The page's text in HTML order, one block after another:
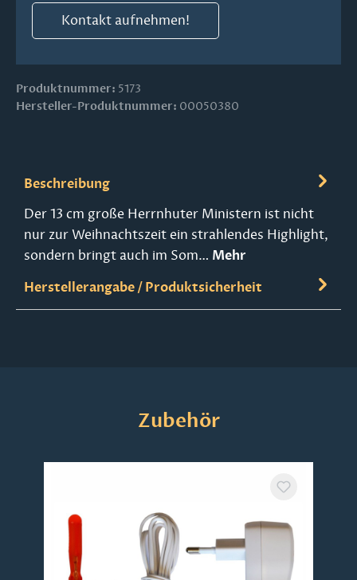
Kontakt aufnehmen!
Produktnummer: 5173
Hersteller-Produktnummer: 00050380
Beschreibung
Der 13 cm große Herrnhuter Ministern ist nicht
nur zur Weihnachtszeit ein strahlendes Highlight,
sondern bringt auch im Som… Mehr
Herstellerangabe / Produktsicherheit
Produktgalerie überspringen
Zubehör